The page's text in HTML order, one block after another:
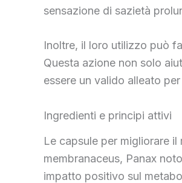
sensazione di sazietà
Inoltre, il loro utilizzo può
Questa azione non solo
essere un valido alleato
Ingredienti e principi attivi
Le capsule per migliorare
membranaceus, Panax
impatto positivo sul